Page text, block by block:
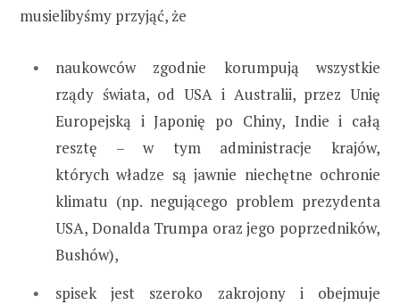
musielibyśmy przyjąć, że
naukowców zgodnie korumpują wszystkie
rządy świata, od USA i Australii, przez Unię
Europejską i Japonię po Chiny, Indie i całą
resztę – w tym administracje krajów,
których władze są jawnie niechętne ochronie
klimatu (np. negującego problem prezydenta
USA, Donalda Trumpa oraz jego poprzedników,
Bushów),
spisek jest szeroko zakrojony i obejmuje